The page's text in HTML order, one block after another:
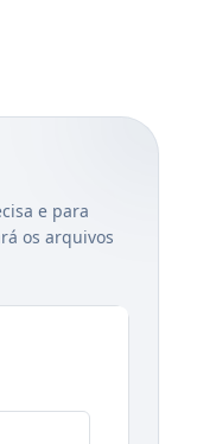
e para
os arquivos